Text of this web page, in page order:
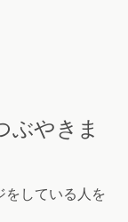
ぶやきま
をしている人を